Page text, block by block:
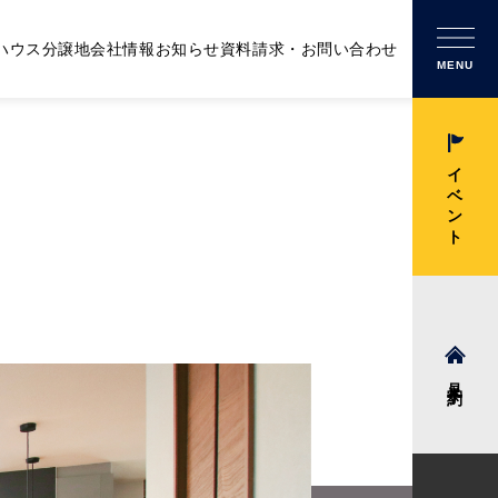
ウス分譲地会社情報お知らせ資料請求・お問い合わせ
MENU
イベント